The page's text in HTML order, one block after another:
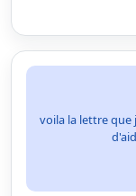
voila la lettre que